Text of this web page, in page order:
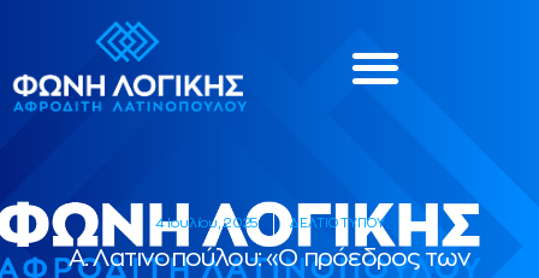
4 Ιουλίου, 2025 ΔΕΛΤΙΟ ΤΥΠΟΥ
Α. Λατινοπούλου: «Ο πρόεδρος των